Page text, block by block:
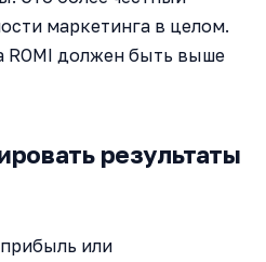
маркетинга в целом.
ROMI должен быть выше
результаты
или